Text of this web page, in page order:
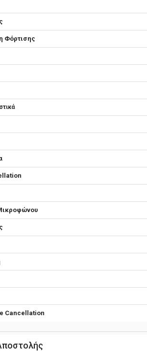
Φόρτισης
Cancellation